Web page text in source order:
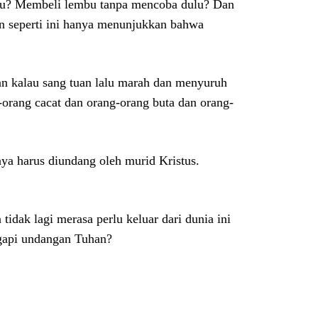
Membeli lembu tanpa mencoba dulu? Dan
seperti ini hanya menunjukkan bahwa
kalau sang tuan lalu marah dan menyuruh
cacat dan orang-orang buta dan orang-
harus diundang oleh murid Kristus.
tidak lagi merasa perlu keluar dari dunia ini
undangan Tuhan?